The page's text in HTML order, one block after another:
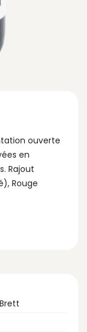
ouverte
en
Rajout
Rouge